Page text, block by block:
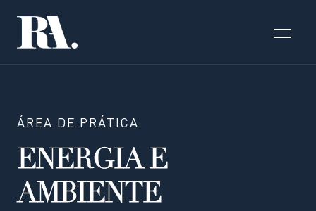
ÁREA DE PRÁTICA
ENERGIA E
AMBIENTE